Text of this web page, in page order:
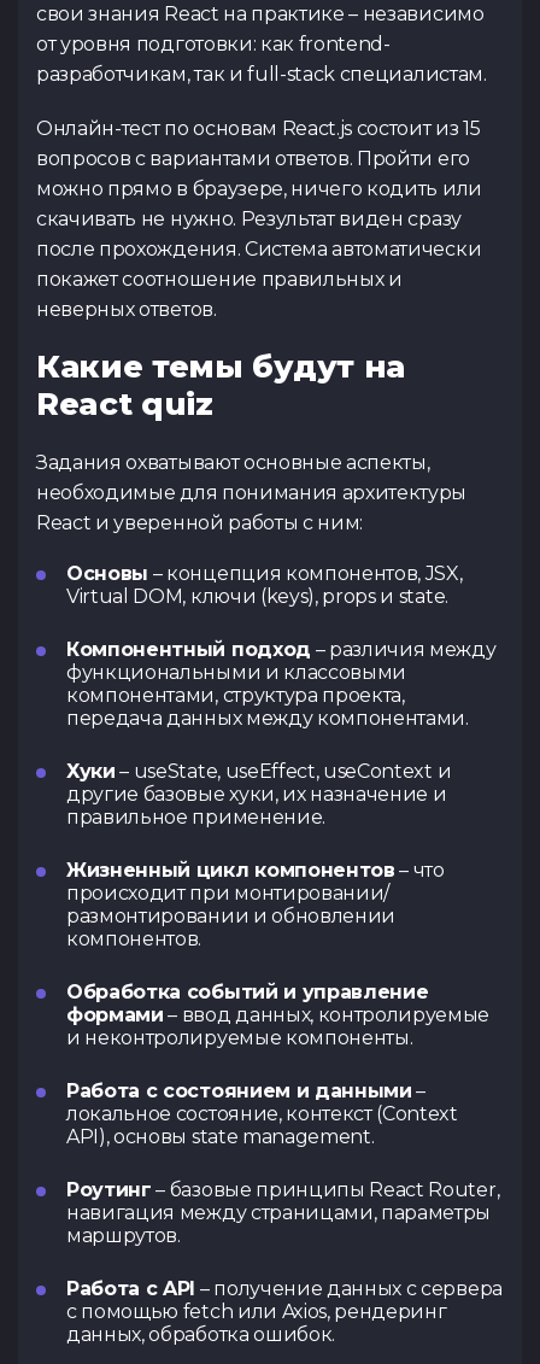
свои знания React на практике – независимо
от уровня подготовки: как frontend-
разработчикам, так и full-stack специалистам.
Онлайн-тест по основам React.js состоит из 15
вопросов с вариантами ответов. Пройти его
можно прямо в браузере, ничего кодить или
скачивать не нужно. Результат виден сразу
после прохождения. Система автоматически
покажет соотношение правильных и
неверных ответов.
Какие темы будут на
React quiz
Задания охватывают основные аспекты,
необходимые для понимания архитектуры
React и уверенной работы с ним:
Основы – концепция компонентов, JSX,
Virtual DOM, ключи (keys), props и state.
Компонентный подход – различия между
функциональными и классовыми
компонентами, структура проекта,
передача данных между компонентами.
Хуки – useState, useEffect, useContext и
другие базовые хуки, их назначение и
правильное применение.
Жизненный цикл компонентов – что
происходит при монтировании/
размонтировании и обновлении
компонентов.
Обработка событий и управление
формами – ввод данных, контролируемые
и неконтролируемые компоненты.
Работа с состоянием и данными –
локальное состояние, контекст (Context
API), основы state management.
Роутинг – базовые принципы React Router,
навигация между страницами, параметры
маршрутов.
Работа с API – получение данных с сервера
с помощью fetch или Axios, рендеринг
данных, обработка ошибок.